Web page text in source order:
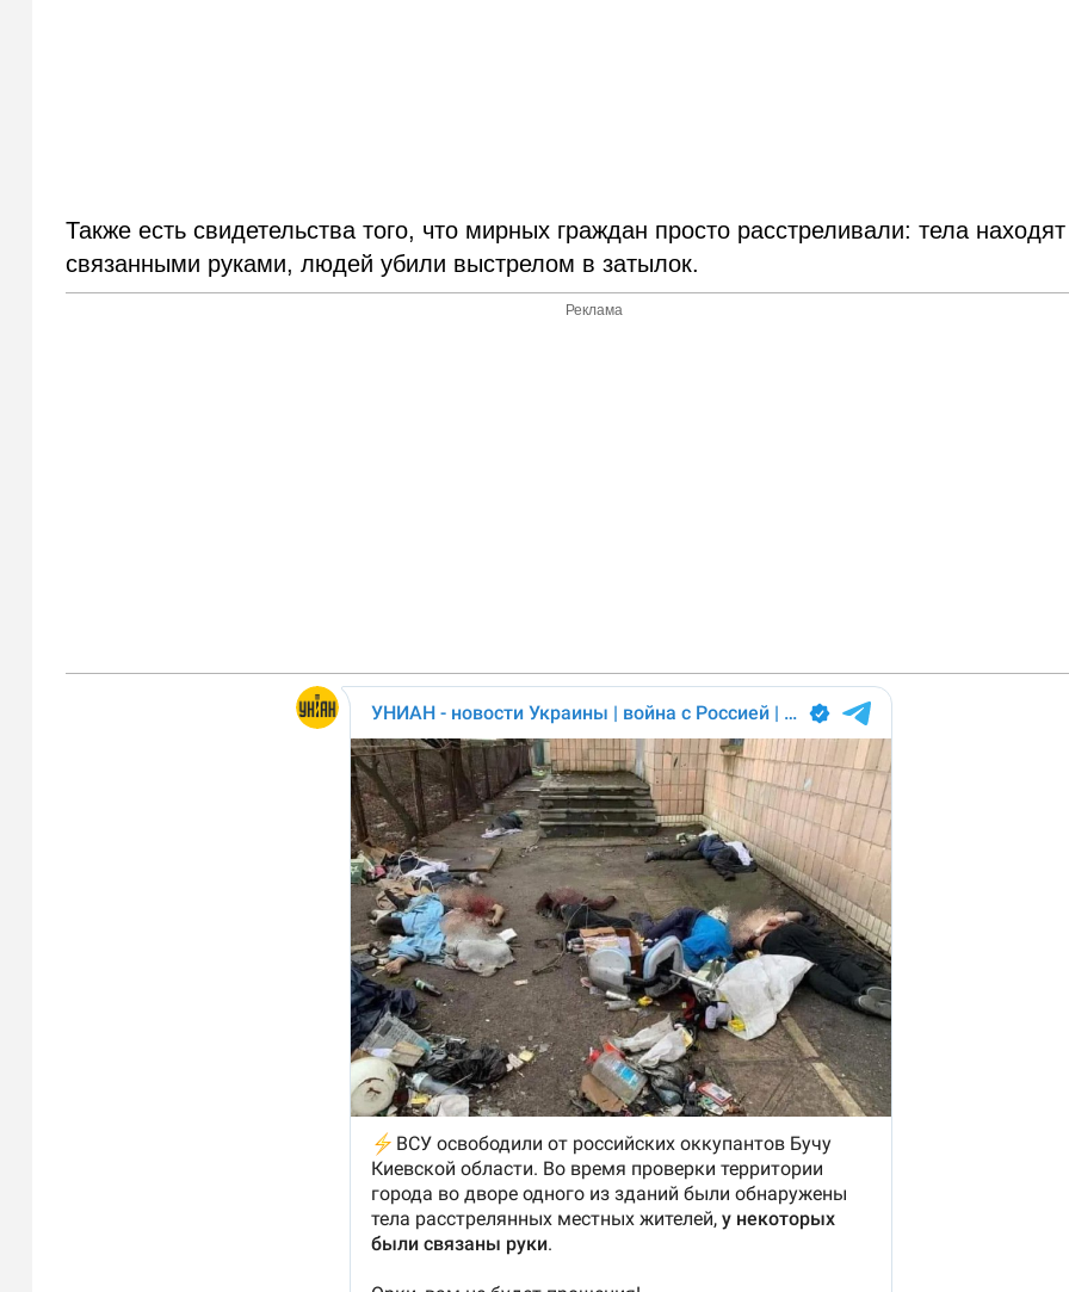
Также есть свидетельства того, что мирных граждан просто расстреливали: тела
связанными руками, людей убили выстрелом в затылок.
Реклама